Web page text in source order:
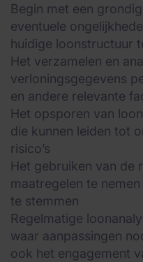
Begin met een
eventuele
huidige loonstructuur
Het verzamelen en
verloningsgegevens
en andere relevante
Het opsporen van
die kunnen leiden tot
risico’s
Het gebruiken van de
maatregelen te
te stemmen
Regelmatige
waar aanpassingen
ook het engagement